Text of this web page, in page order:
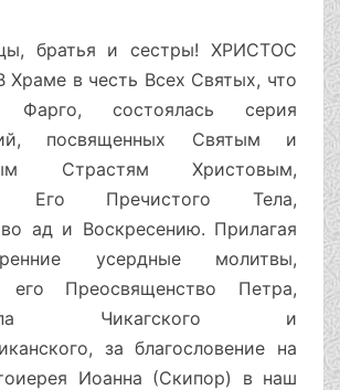
братья и сестры! ХРИСТОС
в честь Всех Святых, что
состоялась серия
посвященных Святым и
Страстям Христовым,
Его Пречистого Тела,
ад и Воскресению. Прилагая
усердные молитвы,
его Преосвященство Петра,
Чикагского и
за благословение на
Иоанна (Скипор) в наш